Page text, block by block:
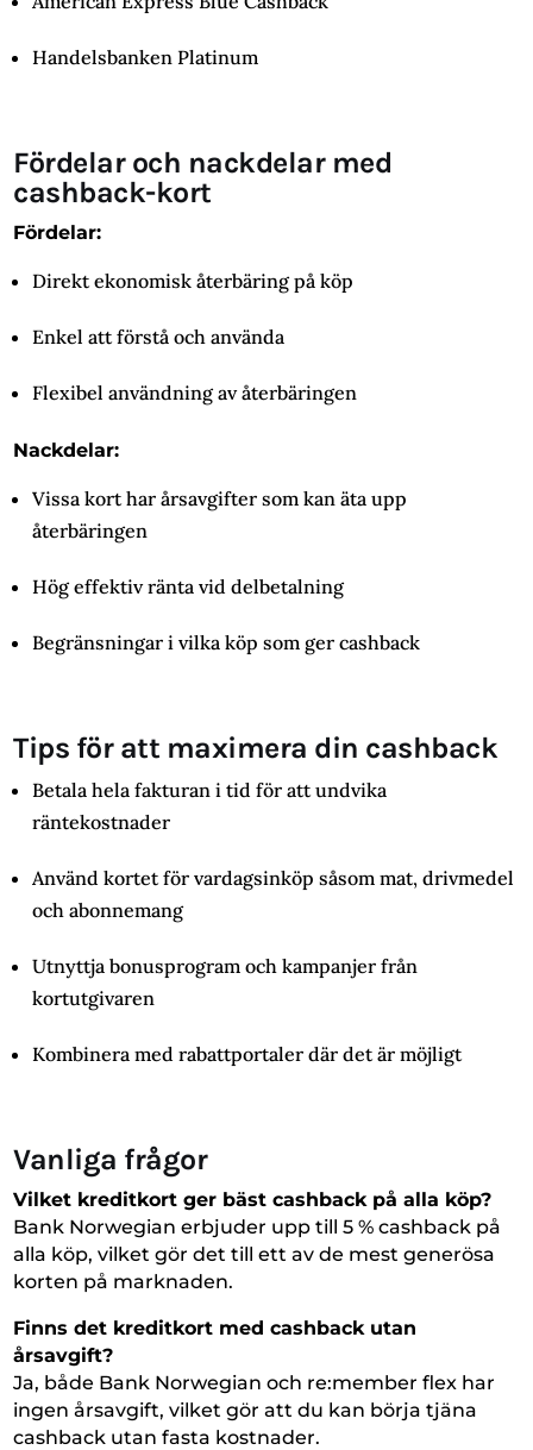
Handelsbanken Platinum
Fördelar och nackdelar med
cashback-kort
Fördelar:
Direkt ekonomisk återbäring på köp
Enkel att förstå och använda
Flexibel användning av återbäringen
Nackdelar:
Vissa kort har årsavgifter som kan äta upp
återbäringen
Hög effektiv ränta vid delbetalning
Begränsningar i vilka köp som ger cashback
Tips för att maximera din cashback
Betala hela fakturan i tid för att undvika
räntekostnader
Använd kortet för vardagsinköp såsom mat, drivmedel
och abonnemang
Utnyttja bonusprogram och kampanjer från
kortutgivaren
Kombinera med rabattportaler där det är möjligt
Vanliga frågor
Vilket kreditkort ger bäst cashback på alla köp?
Bank Norwegian erbjuder upp till 5 % cashback på
alla köp, vilket gör det till ett av de mest generösa
korten på marknaden.
Finns det kreditkort med cashback utan
årsavgift?
Ja, både Bank Norwegian och re:member flex har
ingen årsavgift, vilket gör att du kan börja tjäna
cashback utan fasta kostnader.